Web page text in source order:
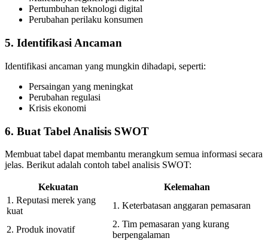
Pertumbuhan teknologi digital
Perubahan perilaku konsumen
5. Identifikasi Ancaman
Identifikasi ancaman yang mungkin dihadapi, seperti:
Persaingan yang meningkat
Perubahan regulasi
Krisis ekonomi
6. Buat Tabel Analisis SWOT
Membuat tabel dapat membantu merangkum semua informasi secara
jelas. Berikut adalah contoh tabel analisis SWOT:
Kekuatan
Kelemahan
1. Reputasi merek yang
kuat
1. Keterbatasan anggaran pemasaran
2. Produk inovatif
2. Tim pemasaran yang kurang
berpengalaman